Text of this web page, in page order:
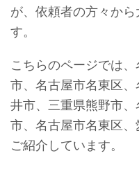
が、依頼者の方々か
す。
こちらのページでは
市、名古屋市名東区
井市、三重県熊野市
市、名古屋市名東区
ご紹介しています。